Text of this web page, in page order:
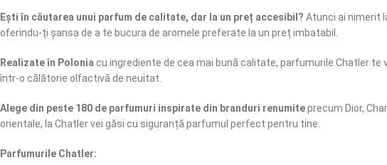
Ești în căutarea unui parfum de calitate, dar la un preț accesibil? Atunci ai nimerit
oferindu-ți șansa de a te bucura de aromele preferate la un preț imbatabil.
Realizate în Polonia cu ingrediente de cea mai bună calitate, parfumurile Chatler
într-o călătorie olfactivă de neuitat.
Alege din peste 180 de parfumuri inspirate din branduri renumiteprecum Dior,
orientale, la Chatler vei găsi cu siguranță parfumul perfect pentru tine.
Parfumurile Chatler: